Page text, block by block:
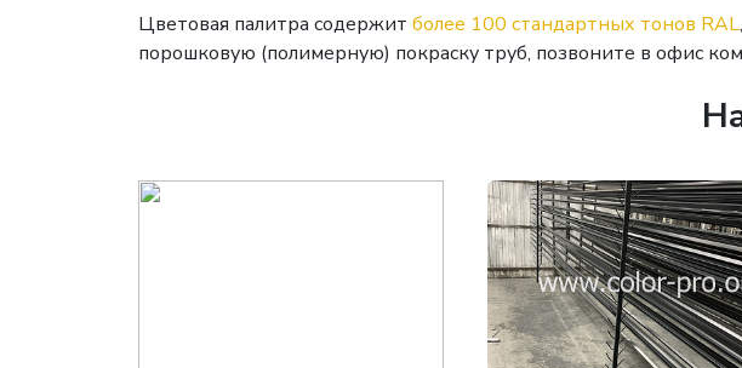
Цветовая палитра содержит более 100 стандартных тонов RAL
порошковую (полимерную) покраску труб, позвоните в офис